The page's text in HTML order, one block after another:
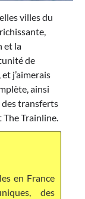
villes du
et la
de
j’aimerais
ainsi
des transferts
Trainline.
en France
des